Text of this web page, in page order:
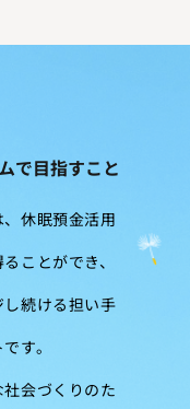
で目指すこと
休眠預金活用
ことができ、
続ける担い手
す。
会づくりのた